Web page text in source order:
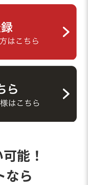
能！
なら